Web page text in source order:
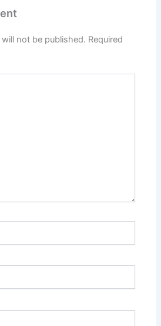
not be published. Required